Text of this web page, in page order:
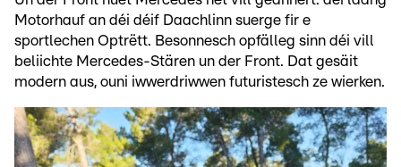
Motorhauf an déi déif Daachlinn suerge fir e
sportlechen Optrëtt. Besonnesch opfälleg sinn déi vill
beliichte Mercedes-Stären un der Front. Dat gesäit
modern aus, ouni iwwerdriwwen futuristesch ze wierken.